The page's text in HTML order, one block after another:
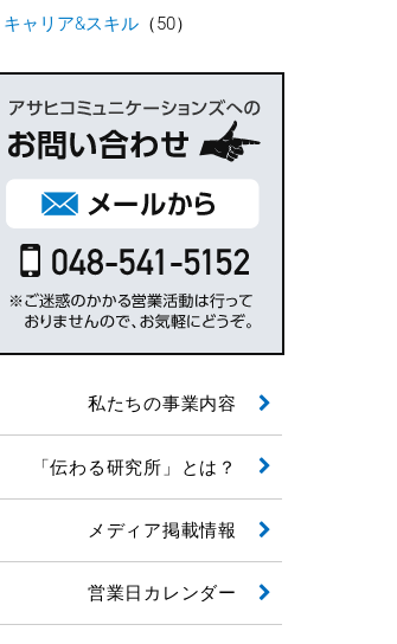
キャリア&スキル （50）
私たちの事業内容
「伝わる研究所」とは？
メディア掲載情報
営業日カレンダー